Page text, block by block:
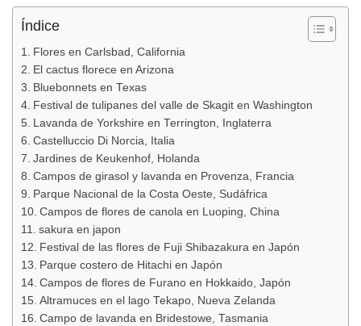
Índice
Flores en Carlsbad, California
El cactus florece en Arizona
Bluebonnets en Texas
Festival de tulipanes del valle de Skagit en Washington
Lavanda de Yorkshire en Terrington, Inglaterra
Castelluccio Di Norcia, Italia
Jardines de Keukenhof, Holanda
Campos de girasol y lavanda en Provenza, Francia
Parque Nacional de la Costa Oeste, Sudáfrica
Campos de flores de canola en Luoping, China
sakura en japon
Festival de las flores de Fuji Shibazakura en Japón
Parque costero de Hitachi en Japón
Campos de flores de Furano en Hokkaido, Japón
Altramuces en el lago Tekapo, Nueva Zelanda
Campo de lavanda en Bridestowe, Tasmania